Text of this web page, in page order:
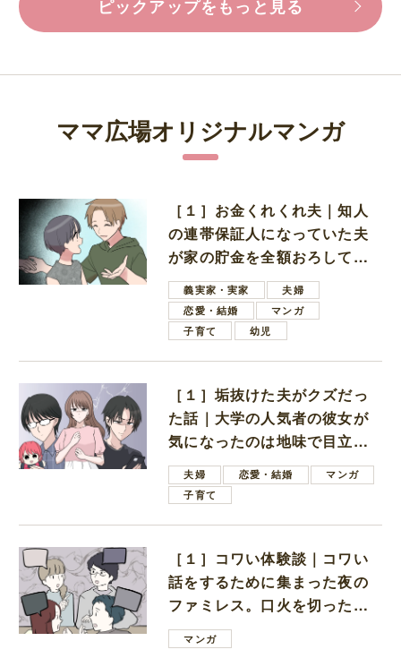
ピックアップをもっと見る
ママ広場オリジナルマンガ
［１］お金くれくれ夫｜知人
の連帯保証人になっていた夫
が家の貯金を全額おろしてほ
しいと言ってきた
義実家・実家
夫婦
恋愛・結婚
マンガ
子育て
幼児
［１］垢抜けた夫がクズだっ
た話｜大学の人気者の彼女が
気になったのは地味で目立た
ない男子学生
夫婦 恋愛・結婚
マンガ
子育て
［１］コワい体験談｜コワい
話をするために集まった夜の
ファミレス。口火を切ったの
は電車好きの男の子ママ
マンガ